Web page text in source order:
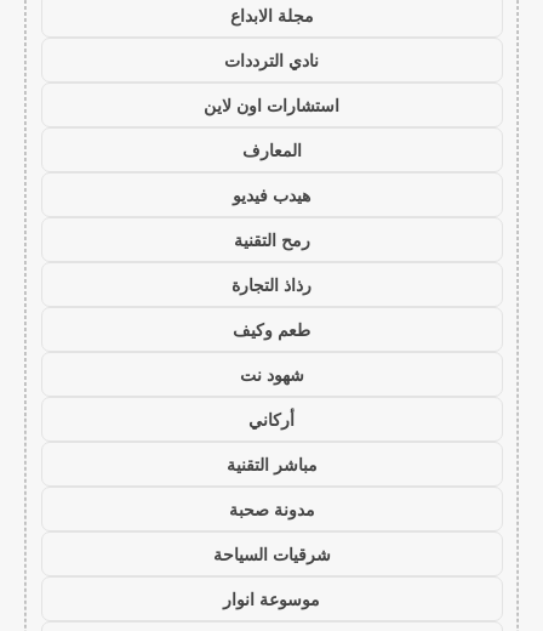
مجلة الابداع
نادي الترددات
استشارات اون لاين
المعارف
هيدب فيديو
رمح التقنية
رذاذ التجارة
طعم وكيف
شهود نت
أركاني
مباشر التقنية
مدونة صحبة
شرقيات السياحة
موسوعة انوار